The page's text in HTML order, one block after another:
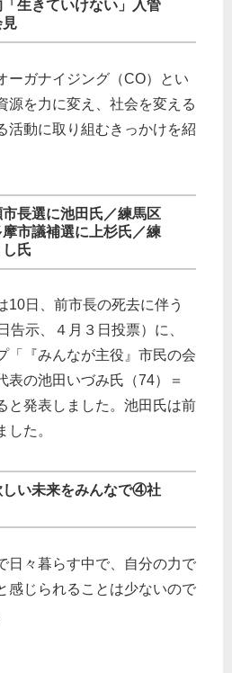
「生きていけない」入管
見
ーガナイジング（CO）とい
源を力に変え、社会を変える
活動に取り組むきっかけを紹
市長選に池田氏／練馬区
市議補選に上杉氏／練
氏
10日、前市長の死去に伴う
告示、４月３日投票）に、
「『みんなが主役』市民の会
の池田いづみ氏（74）＝
と発表しました。池田氏は前
した。
しい未来をみんなで④社
日々暮らす中で、自分の力で
感じられることは少ないので